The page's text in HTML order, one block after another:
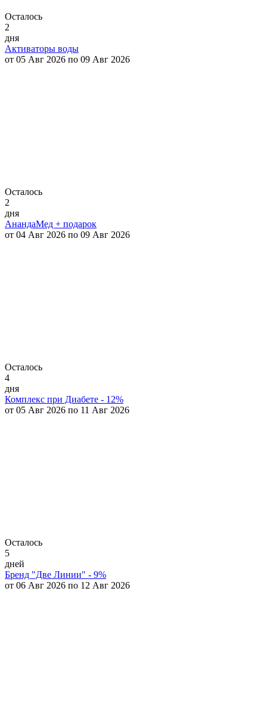
Осталось
2
дня
Активаторы воды
от 05 Авг 2026 по 09 Авг 2026
Осталось
2
дня
АнандаМед + подарок
от 04 Авг 2026 по 09 Авг 2026
Осталось
4
дня
Комплекс при Диабете - 12%
от 05 Авг 2026 по 11 Авг 2026
Осталось
5
дней
Бренд "Две Линии" - 9%
от 06 Авг 2026 по 12 Авг 2026